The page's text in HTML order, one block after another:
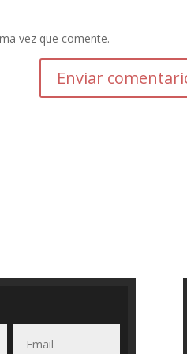
vez que comente.
Enviar